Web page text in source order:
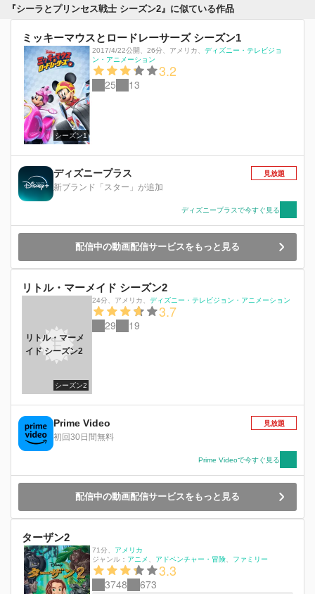
『シーラとプリンセス戦士 シーズン2』に似ている作品
ミッキーマウスとロードレーサーズ シーズン1
シーズン1
2017/4/22公開 26分 アメリカ
ディズニー・テレビジョ
ン・アニメーション
3.2
25 13
ディズニープラス
新ブランド「スター」が追加
見放題
ディズニープラスで今すぐ見る
配信中の動画配信サービスをもっと見る
リトル・マーメイド シーズン2
シーズン2
リトル・マーメ
イド シーズン2
24分 アメリカ ディズニー・テレビジョン・アニメーション
3.7
29 19
Prime Video
初回30日間無料
見放題
Prime Videoで今すぐ見る
配信中の動画配信サービスをもっと見る
ターザン2
71分
アメリカ
ジャンル： アニメ アドベンチャー・冒険 ファミリー
3.3
3748 673